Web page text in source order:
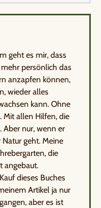
geht es mir, dass
persönlich das
anzapfen können,
wieder alles
kann. Ohne
Mit allen Hilfen, die
Aber nur, wenn er
geht. Meine
die
angebaut.
dieses Buches
Artikel ja nur
aber es ist